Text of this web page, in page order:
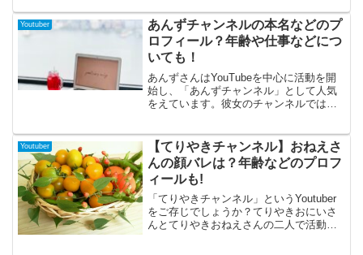
はその中からもかさんのプロフィールに
と迫ってみたいと思います！ご存知の方
もそうでない方もぜひ最後までご覧くだ
さると嬉しいです。それでは、もかさん
のプロフィールをアップロードせよ！
Youtuber
あんずチャンネルの本名などのプ
ロフィール？年齢や仕事などにつ
いても！
あんずさんはYouTubeを中心に活動を開
始し、「あんずチャンネル」として人気
をえています。彼女のチャンネルでは、
けではなく、TikTokやTwitterでも活動し
ており、これらを通じて幅広いファン層
にアプローチしています。そんなあんず
さんについてプロフィールを中心に迫っ
てみました。
Youtuber
【てりやきチャンネル】おねえさ
んの顔バレは？年齢などのプロフ
ィールも!
「てりやきチャンネル」というYoutuber
をご存じでしょうか？てりやきおにいさ
んとてりやきおねえさんの二人で活動さ